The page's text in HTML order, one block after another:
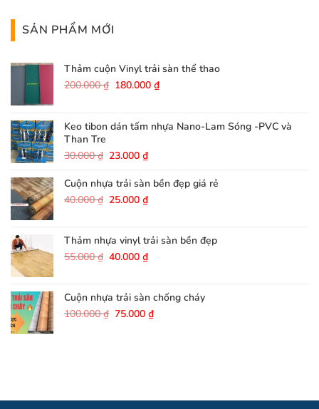
SẢN PHẨM MỚI
Thảm cuộn Vinyl trải sàn thể thao
200.000₫ Giá
200.000 ₫.
180.000₫Giá
là:
180.000 ₫.
Keo tibon dán tấm nhựa Nano-Lam Sóng -PVC và
Than Tre
30.000₫ Giá
là:
30.000 ₫.
23.000₫Giá
tại
là:
23.000 ₫.
Cuộn nhựa trải sàn bền đẹp giá rẻ
40.000₫ Giá
40.000 ₫.
25.000₫Giá
là:
25.000 ₫.
Thảm nhựa vinyl trải sàn bền đẹp
55.000₫ Giá
55.000 ₫.
40.000₫Giá
là:
40.000 ₫.
Cuộn nhựa trải sàn chống cháy
100.000₫ Giá
75.000₫Giá